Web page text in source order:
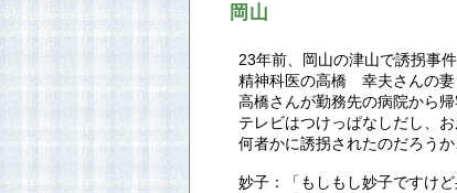
岡山
23年前、岡山の津山で誘拐事件
精神科医の高橋 幸夫さんの妻
高橋さんが勤務先の病院から
テレビはつけっぱなしだし、お
何者かに誘拐されたのだろう
妙子：「もしもし妙子ですけ